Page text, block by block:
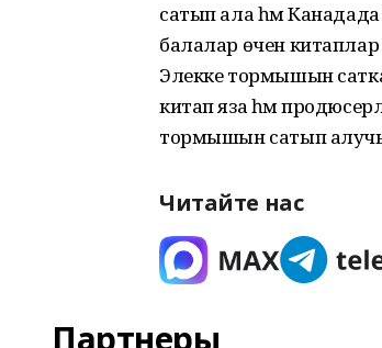
сатып ала һәм
балалар өчен
Элекке тормышын
китап яза һәм
тормышын сатып
Читайте нас
Партнеры